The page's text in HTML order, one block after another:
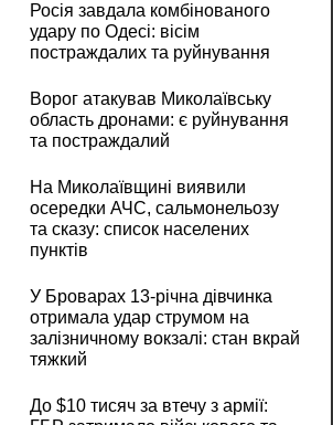
Росія завдала комбінованого
удару по Одесі: вісім
постраждалих та руйнування
Ворог атакував Миколаївську
область дронами: є руйнування
та постраждалий
На Миколаївщині виявили
осередки АЧС, сальмонельозу
та сказу: список населених
пунктів
У Броварах 13-річна дівчинка
отримала удар струмом на
залізничному вокзалі: стан вкрай
тяжкий
До $10 тисяч за втечу з армії: